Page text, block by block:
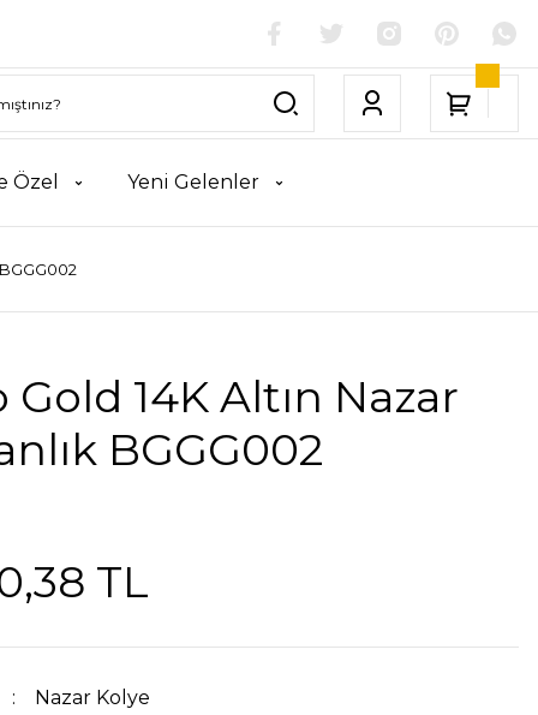
Özel Yeni Gelenler
Gold 14K Altın Nazar
BGGG002
TL
Nazar Kolye